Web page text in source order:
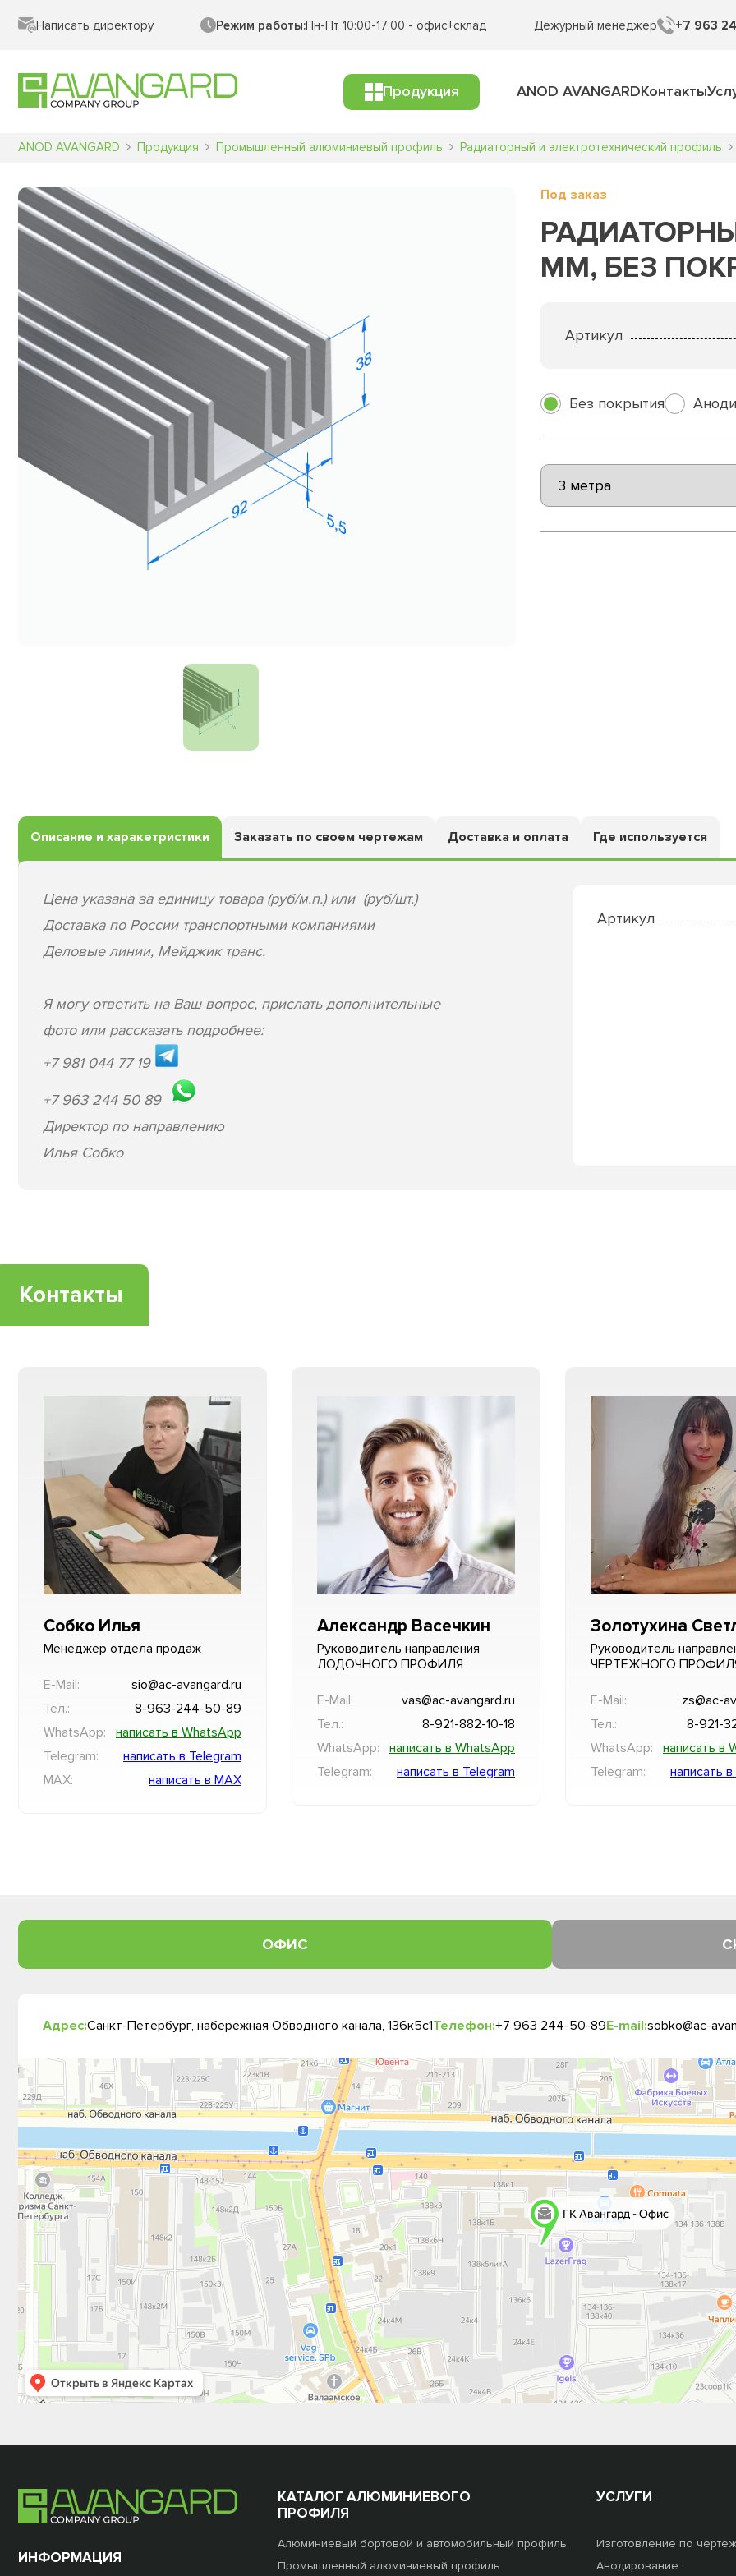
Написать директору Режим работы:Пн-Пт 10:00-17:00 - офис+склад Дежурный менеджер +7 963
Продукция ANOD AVANGARDКонтакты
ANOD AVANGARD Продукция Промышленный алюминиевый профиль Радиаторный и электротехнический профиль
Под заказ
ММ, БЕЗ
Артикул
Без покрытия
Описание и харакетристики Заказать по своем чертежам Доставка и оплата Где используется
Цена указана за единицу товара (руб/м.п.) или (руб/шт.)
Доставка по России транспортными компаниями
Деловые линии, Мейджик транс.
Я могу ответить на Ваш вопрос, прислать дополнительные
фото или рассказать подробнее:
+7 981 044 77 19
+7 963 244 50 89
Директор по направлению
Илья Собко
Артикул
Контакты
Собко Илья
Менеджер отдела продаж
E-Mail:
sio@ac-avangard.ru
Тел.:
8-963-244-50-89
WhatsApp:
написать в WhatsApp
Telegram:
написать в Telegram
MAX:
написать в MAX
Александр Васечкин
Руководитель направления
ЛОДОЧНОГО ПРОФИЛЯ
E-Mail:
vas@ac-avangard.ru
Тел.:
8-921-882-10-18
WhatsApp:
написать в WhatsApp
Telegram:
написать в Telegram
Золотухина
Руководитель
ЧЕРТЕЖНОГО
E-Mail:
zs@ac-
Тел.:
8-921-
WhatsApp:
написать в
Telegram:
написать
ОФИС
Адрес:Санкт-Петербург, набережная Обводного канала, 136к5с1Телефон:+7 963 244-50-89E-mail:sobko@ac-
ИНФОРМАЦИЯ
КАТАЛОГ АЛЮМИНИЕВОГО
ПРОФИЛЯ
Алюминиевый бортовой и автомобильный профиль
Промышленный алюминиевый профиль
УСЛУГИ
Изготовление по
Анодирование